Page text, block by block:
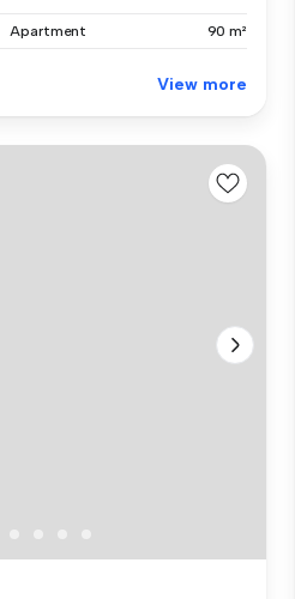
Apartment 90 m²
View more